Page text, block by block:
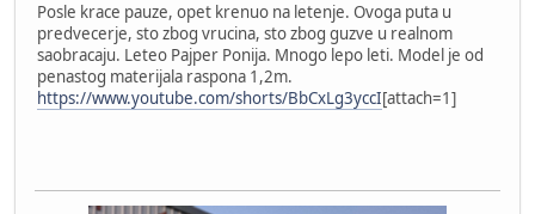
Posle krace pauze, opet krenuo na letenje. Ovoga puta u
predvecerje, sto zbog vrucina, sto zbog guzve u realnom
saobracaju. Leteo Pajper Ponija. Mnogo lepo leti. Model je od
penastog materijala raspona 1,2m.
https://www.youtube.com/shorts/BbCxLg3yccI[attach=1]